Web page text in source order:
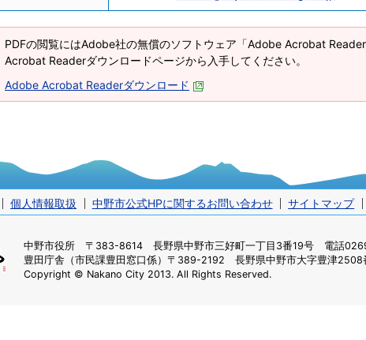
PDFの閲覧にはAdobe社の無償のソフトウェア「Adobe Acrobat
Acrobat Readerダウンロードページから入手してください。
Adobe Acrobat Readerダウンロード
個人情報取扱 中野市公式HPに関するお問い合わせ サイトマップ
中野市役所 〒383-8614 長野県中野市三好町一丁目3番19号 電話
豊田庁舎（市民課豊田窓口係） 〒389-2192 長野県中野市大字豊津
Copyright © Nakano City 2013. All Rights Reserved.